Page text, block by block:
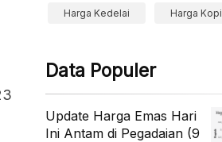
Harga Kedelai Harga Kopi
Data Populer
Update Harga Emas Hari
Ini Antam di Pegadaian (9